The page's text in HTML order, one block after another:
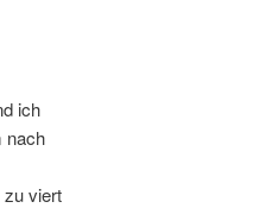
ich
nach
zu viert